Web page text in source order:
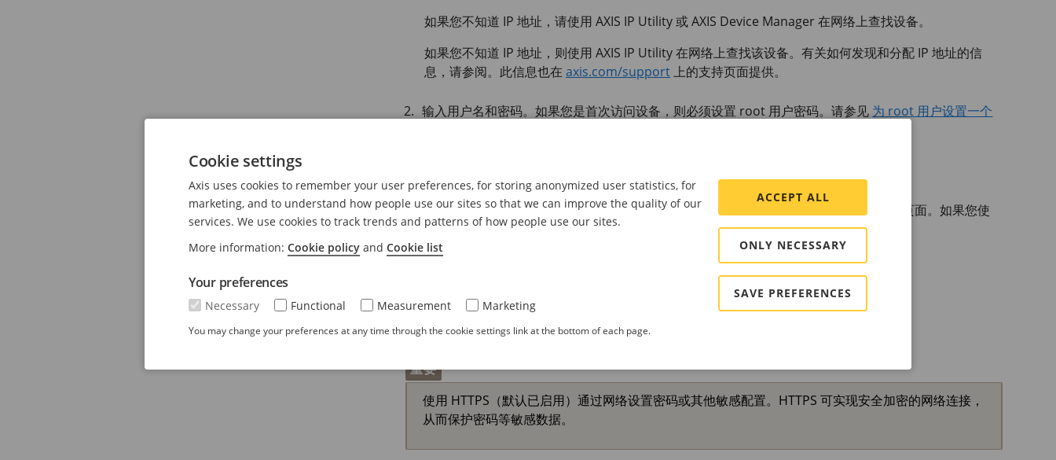
如果您不知道 IP 地址，请使用 AXIS IP Utility 或AXIS Device Manager 在网络上查找设备。
如果您不知道 IP 地址，则使用 AXIS IP Utility 在网络上查找该设备。有关如何发现和分配 IP 地址的信
息，请参阅。此信息也在 axis.com/support上的支持页面提供。
输入用户名和密码。如果您是首次访问设备，则必须设置 root 用户密码。请参见 为 root 用户设置一个
实时浏览页面将在您的浏览器中打开。
AXIS Entry Manager 将在您的浏览器中打开。如果您使用的是计算机，您将到达“概览”页面。如果您使
用的是移动设备，您将到达移动登录页面。
设备网页将在您的浏览器中打开。开始页面称为“概览”页。
Manager 将在您的浏览器中打开。开始页面称为“仪表板”。
安全密码
重要
使用 HTTPS（默认已启用）通过网络设置密码或其他敏感配置。HTTPS 可实现安全加密的网络连接，
从而保护密码等敏感数据。
Cookie settings
Axis uses cookies to remember your user preferences, for storing anonymized user statistics, for
marketing, and to understand how people use our sites so that we can improve the quality of our
services. We use cookies to track trends and patterns of how people use our sites.
More information: Cookie policy and Cookie list
Your preferences
Necessary Functional Measurement Marketing
You may change your preferences at any time through the cookie settings link at the bottom of each page.
ACCEPT ALL
ONLY NECESSARY
SAVE PREFERENCES